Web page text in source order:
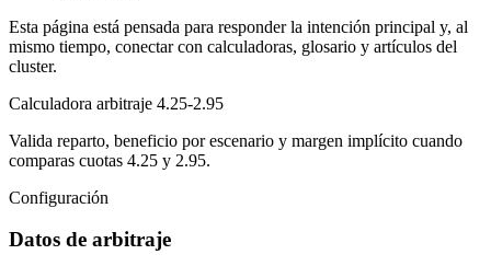
Esta página está pensada para responder la intención principal y, al
mismo tiempo, conectar con calculadoras, glosario y artículos del
cluster.
Calculadora arbitraje 4.25-2.95
Valida reparto, beneficio por escenario y margen implícito cuando
comparas cuotas 4.25 y 2.95.
Configuración
Datos de arbitraje